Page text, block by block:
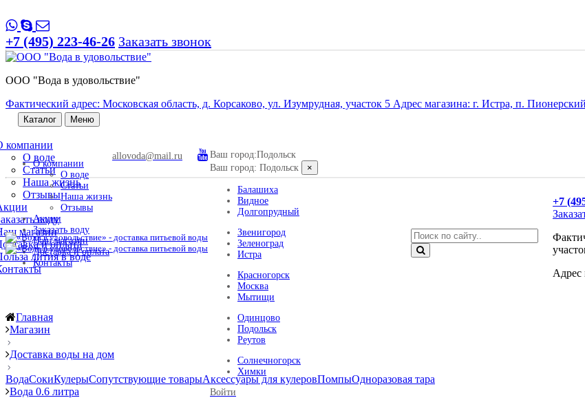
+7 (495) 223-46-26 Заказать звонок
ООО "Вода в удовольствие"
Фактический адрес: Московская область, д. Корсаково, ул. Изумрудная, участок 5 Адрес магазина: г. Истра, п.
Каталог Меню
компании
О воде
Статьи
Наша жизнь
Отзывы
воду
магазин
и оплата
лития в воде
О компании
О воде
Статьи
Наша жизнь
Отзывы
Акции
Заказать воду
Наш магазин
Доставка и оплата
Контакты
allovoda@mail.ru Ваш город:Подольск
Ваш город: Подольск ×
Балашиха
Видное
Долгопрудный
Звенигород
Зеленоград
Истра
Красногорск
Москва
Мытищи
Одинцово
Подольск
Реутов
Солнечногорск
Химки
Войти
+7
Адрес
Главная
Магазин
Доставка воды на дом
ВодаСокиКулерыСопутствующие товарыАксессуары для кулеровПомпыОдноразовая тара
Вода 0.6 литра